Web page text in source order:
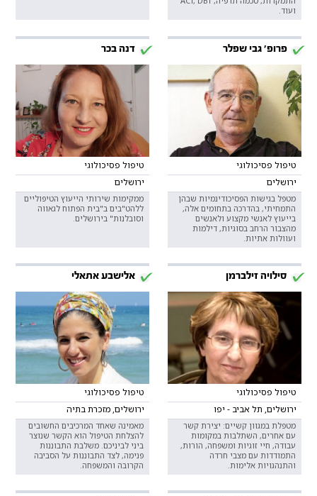
ועוד.
פרופ' גבי שפלר
טיפול פסיכולוגי
ירושלים
מטפל בגישות הפסיכודינמיות שבהן
התמחיתי, בהדרכה בתחומים אלה,
בייעוץ לאנשי מקצוע ולאנשים
מהצבור הרחב בסוגיות, דילמות
ועוולות אתיות.
דנה בכר
טיפול פסיכולוגי
ירושלים
ממקימות שירותי הייעוץ הטיפוליים
ללהט"בים ב"בית הפתוח לגאווה
וסובלנות" בירושלים.
סילויה זילברמן
טיפול פסיכולוגי
ירושלים, תל אביב - יפו
מטפלת במגוון קשיים: יצירת קשר
עם אחרים, השתלבות במקומות
עבודה, חיי זוגיות ומשפחה, הורות,
התמודדות עם מצבי חרדה
והתנהגויות אלימות.
אלישבע אתאלי
טיפול פסיכולוגי
ירושלים, מזכרת בתיה
מאמינה שאחד המרכיבים החשובים
להצלחת הטיפול הוא הקשר שנוצר
ביני לביניכם. משלבת התבוננות
פנימה, לצד התבוננות על הסביבה
הקרובה והמשפחה.